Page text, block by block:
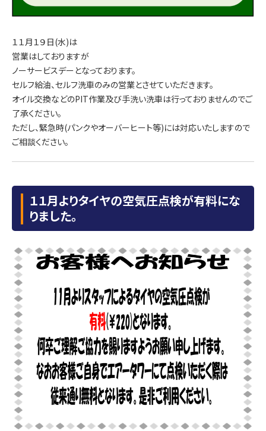
１１月１９日(水)は
営業はしておりますが
ノーサービスデーとなっております。
セルフ給油、セルフ洗車のみの営業とさせていただきます。
オイル交換などのPIT作業及び手洗い洗車は行っておりませんのでご
了承ください。
ただし、緊急時(パンクやオーバーヒート等)には対応いたしますので
ご相談ください。
１１月よりタイヤの空気圧点検が有料にな
りました。